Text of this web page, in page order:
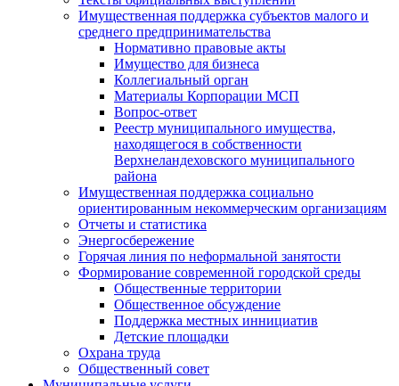
Имущественная поддержка субъектов малого и
среднего предпринимательства
Нормативно правовые акты
Имущество для бизнеса
Коллегиальный орган
Материалы Корпорации МСП
Вопрос-ответ
Реестр муниципального имущества,
находящегося в собственности
Верхнеландеховского муниципального
района
Имущественная поддержка социально
ориентированным некоммерческим организациям
Отчеты и статистика
Энергосбережение
Горячая линия по неформальной занятости
Формирование современной городской среды
Общественные территории
Общественное обсуждение
Поддержка местных иннициатив
Детские площадки
Охрана труда
Общественный совет